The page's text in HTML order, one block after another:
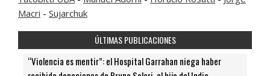
Macri - Sujarchuk
ÚLTIMAS PUBLICACIONES
“Violencia es mentir”: el Hospital Garrahan niega haber